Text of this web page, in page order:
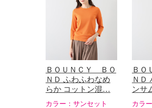
ＢＯＵＮＣＹ ＢＯ
ＮＤ ふわふわなめ
らか コットン混…
カラー： サンセット
ＢＯ
ＮＤ
ンサ
カラー